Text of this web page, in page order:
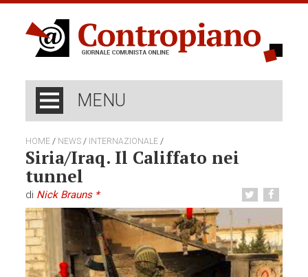
MENU
HOME / NEWS / INTERNAZIONALE /
Siria/Iraq. Il Califfato nei
tunnel
di Nick Brauns *